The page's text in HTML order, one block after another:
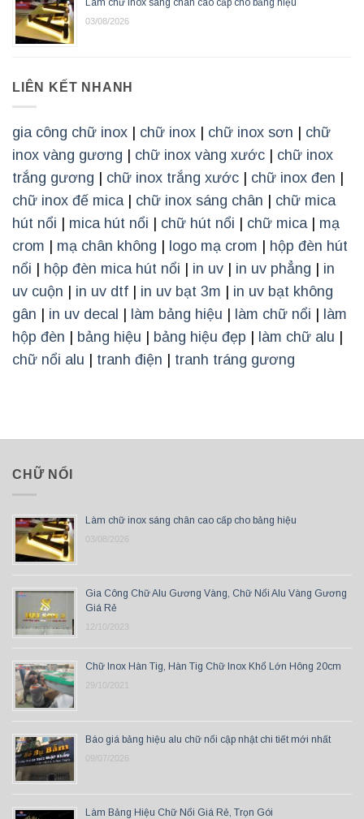
03/08/2026
LIÊN KẾT NHANH
gia công chữ inox chữ inox chữ inox sơn
chữ
inox vàng gương
chữ inox vàng xước
chữ inox
trắng gương
chữ inox trắng xước chữ inox đen
chữ inox đế mica| chữ inox sáng chân
chữ mica
hút nổi
mica hút nổi chữ hút nổi chữ mica| mạ
crom
mạ chân không logo mạ crom
hộp đèn hút
nổi
hộp đèn mica hút nổi in uv in uv phẳng
in
uv cuộn
in uv dtf in uv bạt 3m
in uv bạt không
gân
in uv decal làm bảng hiệu làm chữ nổi
làm
hộp đèn
bảng hiệu bảng hiệu đẹp làm chữ alu
chữ nổi alu
tranh điện tranh tráng gương
CHỮ NỔI
Làm chữ inox sáng chân cao cấp cho bảng hiệu
03/08/2026
Gia Công Chữ Alu Gương Vàng, Chữ Nổi Alu Vàng Gương
Giá Rẻ
12/10/2023
Chữ Inox Hàn Tig, Hàn Tig Chữ Inox Khổ Lớn Hông 20cm
29/10/2021
Báo giá bảng hiệu alu chữ nổi cập nhật chi tiết mới nhất
09/07/2026
Làm Bảng Hiệu Chữ Nổi Giá Rẻ, Trọn Gói